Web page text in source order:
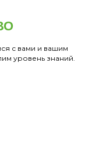
с вами и вашим
уровень знаний.